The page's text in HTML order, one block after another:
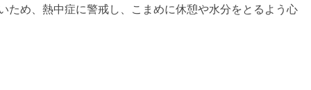
め、熱中症に警戒し、こまめに休憩や水分をとるよう心